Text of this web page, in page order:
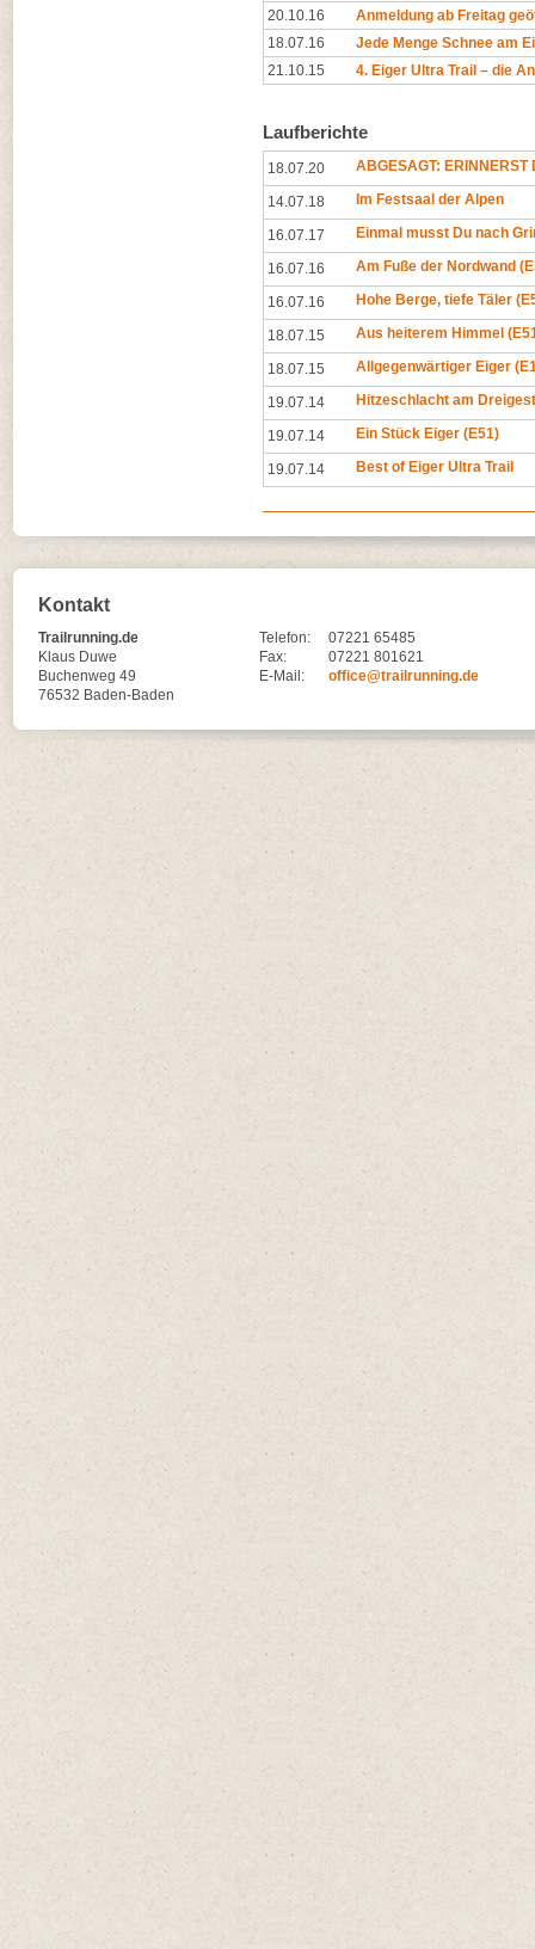
20.10.16
Anmeldung ab Freitag
18.07.16
Jede Menge Schnee am
21.10.15
4. Eiger Ultra Trail – die
Laufberichte
18.07.20 ABGESAGT: ERINNERST
14.07.18 Im Festsaal der Alpen
16.07.17 Einmal musst Du nach
16.07.16 Am Fuße der Nordwand
16.07.16 Hohe Berge, tiefe Täler
18.07.15 Aus heiterem Himmel
18.07.15 Allgegenwärtiger Eiger
19.07.14 Hitzeschlacht am
19.07.14 Ein Stück Eiger (E51)
19.07.14 Best of Eiger Ultra Trail
Kontakt
Trailrunning.de
Klaus Duwe
Buchenweg 49
76532 Baden-Baden
Telefon:
07221 65485
Fax:
07221 801621
E-Mail:
office@trailrunning.de